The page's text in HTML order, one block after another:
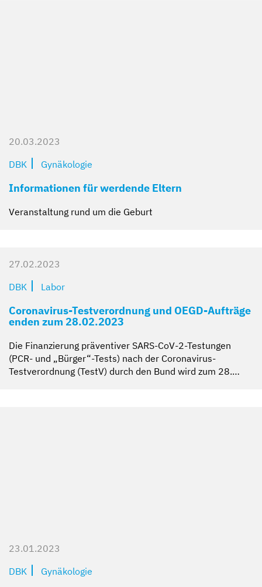
20.03.2023
DBK
Gynäkologie
Informationen für werdende Eltern
Veranstaltung rund um die Geburt
27.02.2023
DBK
Labor
Coronavirus-Testverordnung und OEGD-Aufträge
enden zum 28.02.2023
Die Finanzierung präventiver SARS-CoV-2-Testungen
(PCR- und „Bürger“-Tests) nach der Coronavirus-
Testverordnung (TestV) durch den Bund wird zum 28.…
23.01.2023
DBK
Gynäkologie